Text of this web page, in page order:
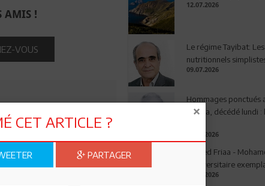
AMIS !
VOUS
0Commentaires
12.07.2026
Le régime Tayibat:
nutritionnels
09.07.2026
Hommages ponctués
Amara, décédé lundi
03.08.2026
Ahmed Friaa -
l’Universitaire
04.08.2026
CET ARTICLE ?
PARTAGER